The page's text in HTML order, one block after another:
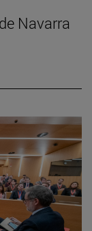
Navarra